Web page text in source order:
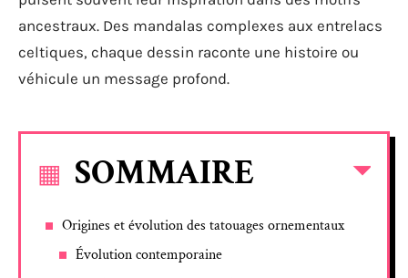
ancestraux. Des mandalas complexes aux entrelacs
celtiques, chaque dessin raconte une histoire ou
véhicule un message profond.
SOMMAIRE
Origines et évolution des tatouages ornementaux
Évolution contemporaine